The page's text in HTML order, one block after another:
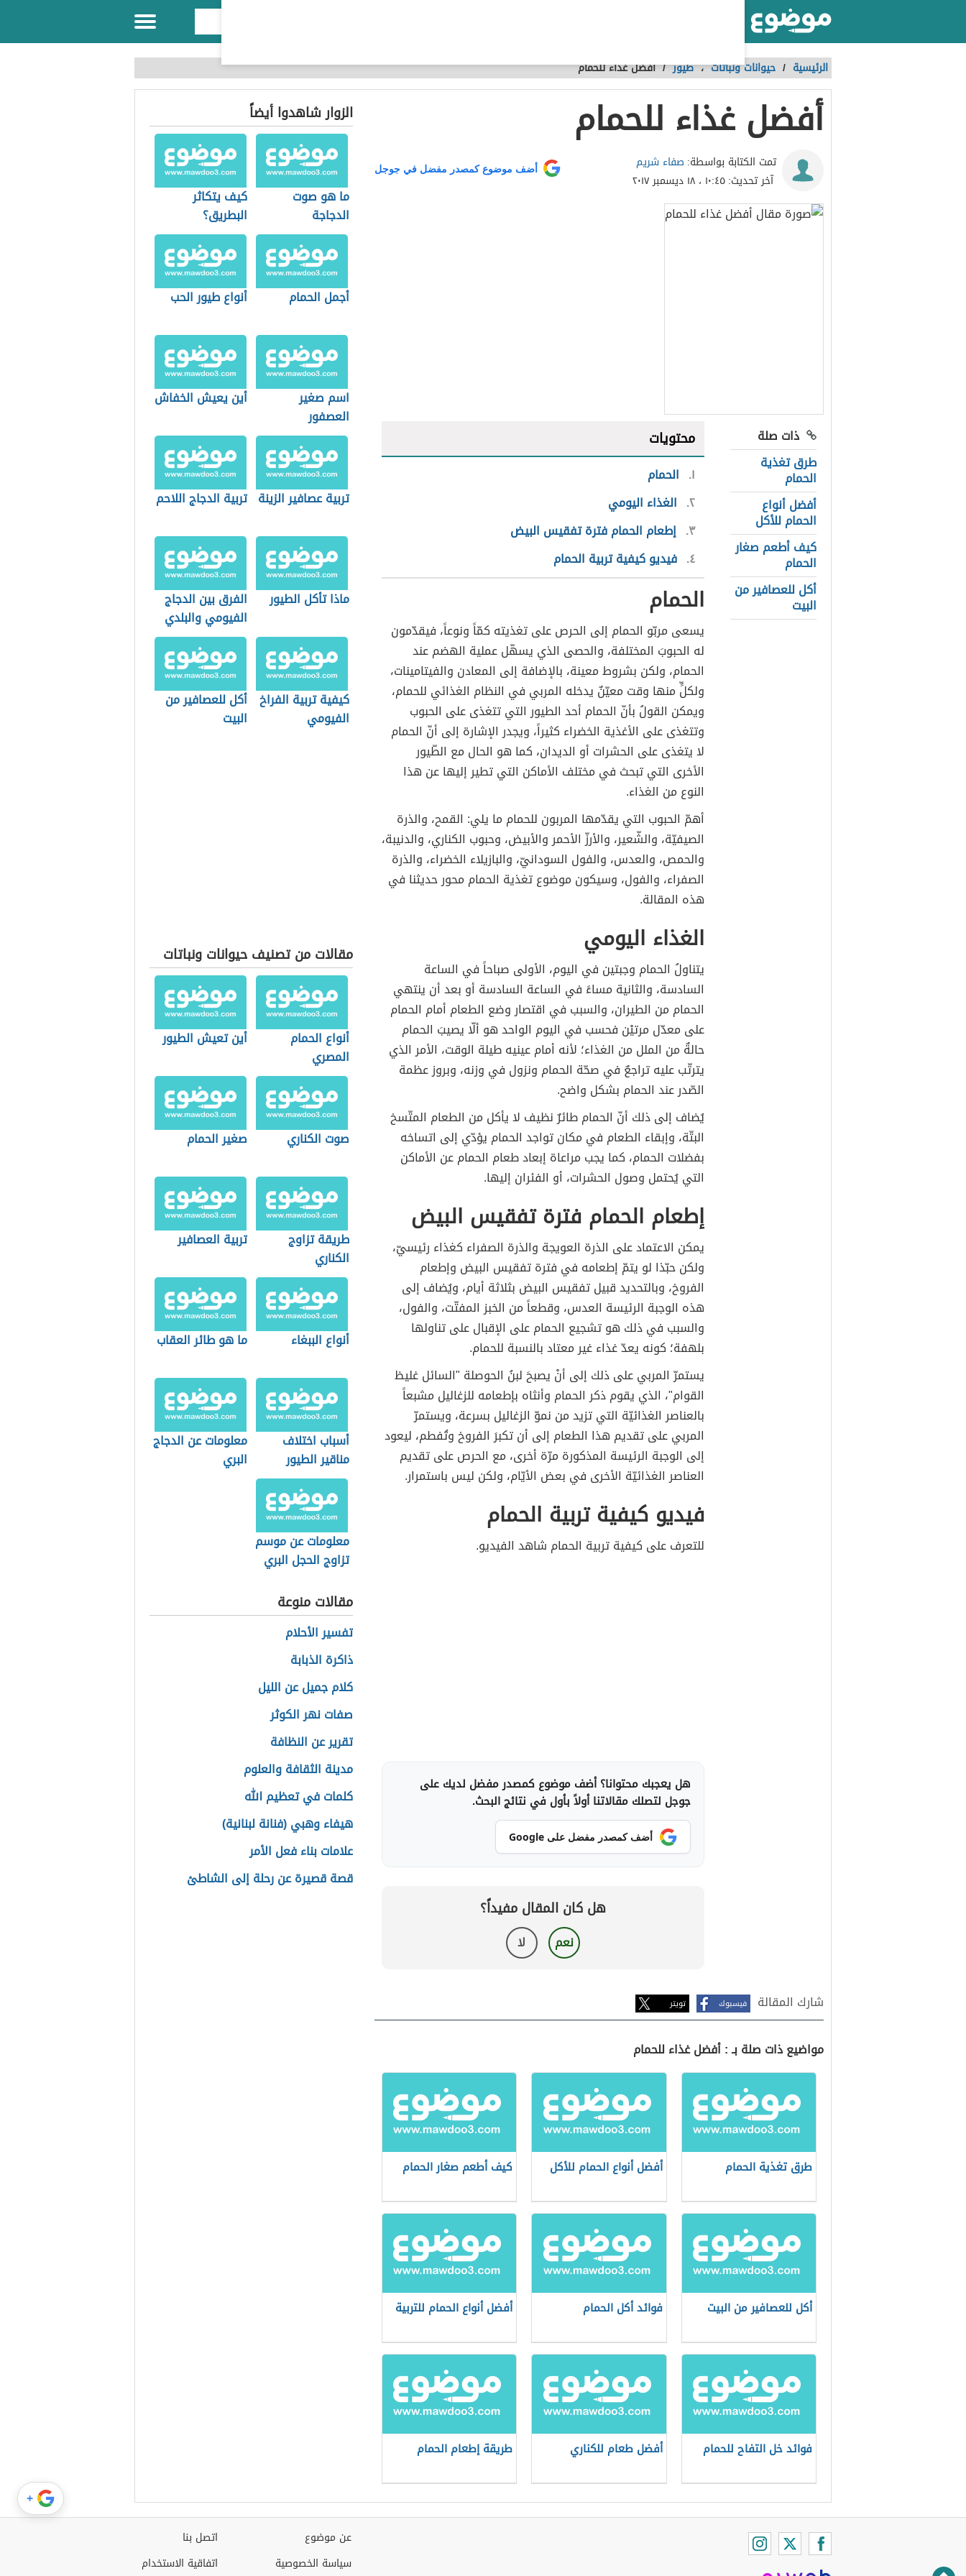
الرئيسية / حيوانات ونباتات،طيور /أفضل غذاء للحمام
أفضل غذاء للحمام
تمت الكتابة بواسطة: صفاء شريم
آخر تحديث:١٠:٤٥ ، ١٨ ديسمبر ٢٠١٧
أضف موضوع كمصدر مفضل في جوجل
ذات صلة
طرق تغذية
الحمام
أفضل أنواع
الحمام للأكل
كيف أطعم صغار
الحمام
أكل للعصافير من
البيت
محتويات
١ الحمام
٢ الغذاء اليومي
٣ إطعام الحمام فترة تفقيس البيض
٤ فيديو كيفية تربية الحمام
الحمام
يسعى مربّو الحمام إلى الحرص على تغذيته كمّاً ونوعاً، فيقدّمون
له الحبوبَ المختلفة، والحصى الذي يسهّل عملية الهضم عند
الحمام، ولكن بشروط معينة، بالإضافة إلى المعادن والفيتامينات،
ولكلٍّ منها وقت معيّنٌ يدخله المربي في النظام الغذائي للحمام،
ويمكن القولُ بأنّ الحمام أحد الطيور التي تتغذى على الحبوب
وتتغذى على الأغذية الخضراء كثيراً، ويجدر الإشارة إلى أنّ الحمام
لا يتغذى على الحشرات أو الديدان، كما هو الحال مع الطّيور
الأخرى التي تبحث في مختلف الأماكن التي تطير إليها عن هذا
النوع من الغذاء.
أهمّ الحبوب التي يقدّمها المربون للحمام ما يلي: القمح، والذرة
الصيفيّة، والشّعير، والأرزّ الأحمر والأبيض، وحبوب الكناري، والدنيبة،
والحمص، والعدس، والفول السودانيّ، والبازيلاء الخضراء، والذرة
الصفراء، والفول، وسيكون موضوع تغذية الحمام محور حديثنا في
هذه المقالة.
الغذاء اليومي
يتناولُ الحمام وجبتين في اليوم، الأولى صباحاً في الساعة
السادسة، والثانية مساءً في الساعة السادسة أو بعد أن ينتهي
الحمام من الطيران، والسبب في اقتصار وضع الطعام أمام الحمام
على معدّل مرتيْن فحسب في اليوم الواحد هو ألّا يصيبَ الحمام
حالةٌ من الملل من الغذاء؛ لأنه أمام عينيه طيلة الوقت، الأمر الذي
يترتّب عليه تراجعٌ في صحّة الحمام ونزول في وزنه، وبروز عظمة
الصّدر عند الحمام بشكل واضح.
يُضاف إلى ذلك أنّ الحمام طائرٌ نظيف لا يأكل من الطعام المتّسخ
البتّة، وإبقاء الطعام في مكان تواجد الحمام يؤدّي إلى اتساخه
بفضلات الحمام، كما يجب مراعاة إبعاد طعام الحمام عن الأماكن
التي يُحتمل وصول الحشرات، أو الفئران إليها.
إطعام الحمام فترة تفقيس البيض
يمكن الاعتماد على الذرة العويجة والذرة الصفراء كغذاء رئيسيّ،
ولكن حبّذا لو يتمّ إطعامه في فترة تفقيس البيض وإطعام
الفروخ، وبالتحديد قبيل تفقيس البيض بثلاثة أيام، ويُضاف إلى
هذه الوجبة الرئيسة العدس، وقطعاً من الخبز المفتّت، والفول،
والسبب في ذلك هو تشجيع الحمام على الإقبال على تناولها
بلهفة؛ كونه يعدّ غذاء غير معتاد بالنسبة للحمام.
يستمرّ المربي على ذلك إلى أنْ يصبحَ لبنُ الحوصلة "السائل غليظ
القوام"، الذي يقوم ذكر الحمام وأنثاه بإطعامه للزغاليل مشبعاً
بالعناصر الغذائيّة التي تزيد من نموّ الزغاليل بسرعة، ويستمرّ
المربي على تقديم هذا الطعام إلى أن تكبرَ الفروخ وتُفطم، ليعود
إلى الوجبة الرئيسة المذكورة مرّة أخرى، مع الحرص على تقديم
العناصر الغذائيّة الأخرى في بعض الأيّام، ولكن ليس باستمرار.
فيديو كيفية تربية الحمام
للتعرف على كيفية تربية الحمام شاهد الفيديو.
هل يعجبك محتوانا؟ أضف موضوع كمصدر مفضل لديك على
جوجل لتصلك مقالاتنا أولاً بأول في نتائج البحث.
أضف كمصدر مفضل على Google
هل كان المقال مفيداً؟
نعم لا
شارك المقالة فيسبوك تويتر
مواضيع ذات صلة بـ : أفضل غذاء للحمام
طرق تغذية الحمام أفضل أنواع الحمام للأكل كيف أطعم صغار الحمام
أكل للعصافير من البيت فوائد أكل الحمام أفضل أنواع الحمام للتربية
فوائد خل التفاح للحمام أفضل طعام للكناري طريقة إطعام الحمام
الزوار شاهدوا أيضاً
ما هو صوت
الدجاجة
كيف يتكاثر
البطريق؟
أجمل الحمام أنواع طيور الحب
اسم صغير
العصفور
أين يعيش الخفاش
تربية عصافير الزينة تربية الدجاج اللاحم
ماذا تأكل الطيور
الفرق بين الدجاج
الفيومي والبلدي
كيفية تربية الفراخ
الفيومي
أكل للعصافير من
البيت
مقالات من تصنيف حيوانات ونباتات
أنواع الحمام
المصري
أين تعيش الطيور
صوت الكناري صغير الحمام
طريقة تزاوج
الكناري
تربية العصافير
أنواع الببغاء ما هو طائر العقاب
أسباب اختلاف
مناقير الطيور
معلومات عن الدجاج
البري
معلومات عن موسم
تزاوج الحجل البري
مقالات منوعة
تفسير الأحلام
ذاكرة الذبابة
كلام جميل عن الليل
صفات نهر الكوثر
تقرير عن النظافة
مدينة الثقافة والعلوم
كلمات في تعظيم الله
هيفاء وهبي (فنانة لبنانية)
علامات بناء فعل الأمر
قصة قصيرة عن رحلة إلى الشاطئ
اتصل بنا
اتفاقية الاستخدام
عن موضوع
سياسة الخصوصية
+